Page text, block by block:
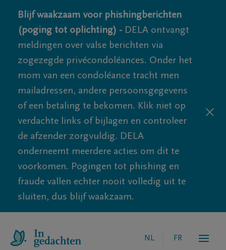
Blijf waakzaam voor phishingberichten
(poging tot oplichting) - DELA ontvangt
meldingen over valse berichten via
zogezegde privécondoléances. Onder het
mom van een condoléance tracht men
mailadressen, andere persoonsgegevens
of een betaling te bekomen. Klik niet op
verdachte links of bijlagen en controleer
de afzender zorgvuldig. DELA
onderneemt meerdere acties om dit te
voorkomen. Pogingen tot phishing en
fraude vallen echter nooit volledig uit te
sluiten, dus blijf waakzaam.
NL FR